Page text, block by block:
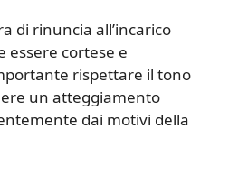
di rinuncia all’incarico
essere cortese e
rispettare il tono
un atteggiamento
dai motivi della